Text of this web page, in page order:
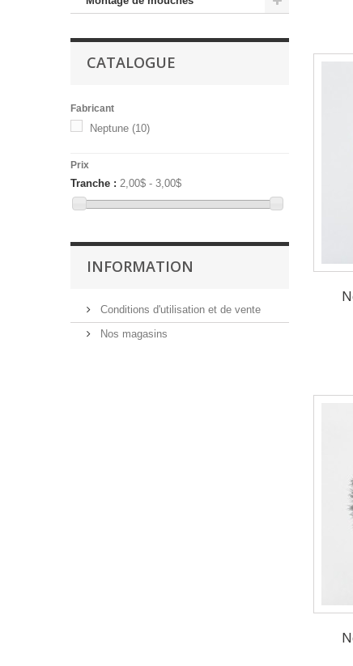
CATALOGUE
Fabricant
Neptune (10)
Prix
Tranche : 2,00$ - 3,00$
INFORMATION
Conditions d'utilisation et de vente
Nos magasins